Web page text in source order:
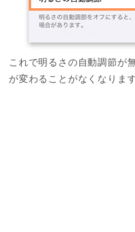
これで明るさの自動調節が
が変わることがなくなります